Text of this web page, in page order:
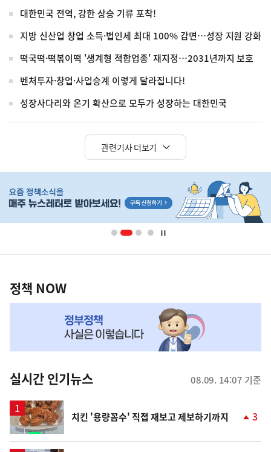
대한민국 전역, 강한 상승 기류 포착!
지방 신산업 창업 소득·법인세 최대 100% 감면…성장 지원 강화
떡국떡·떡볶이떡 '생계형 적합업종' 재지정…2031년까지 보호
벤처투자·창업·사업승계 이렇게 달라집니다!
성장사다리와 온기 확산으로 모두가 성장하는 대한민국
관련기사 더보기
단
배
영
책
NOW,
뉴
스
정책 NOW
실시간 인기뉴스 08.09. 14:07 기준
치킨 '용량꼼수' 직접 재보고 제보하기까지
계
3